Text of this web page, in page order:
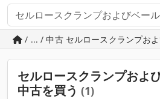
/ ... / 中古 セルロースクランプお
セルロースクランプおよ
中古を買う (1)